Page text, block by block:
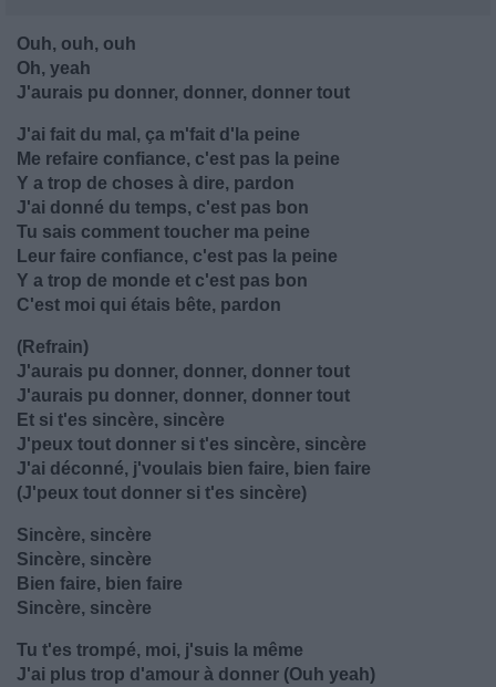
Ouh, ouh, ouh
Oh, yeah
J'aurais pu donner, donner, donner tout
J'ai fait du mal, ça m'fait d'la peine
Me refaire confiance, c'est pas la peine
Y a trop de choses à dire, pardon
J'ai donné du temps, c'est pas bon
Tu sais comment toucher ma peine
Leur faire confiance, c'est pas la peine
Y a trop de monde et c'est pas bon
C'est moi qui étais bête, pardon
(Refrain)
J'aurais pu donner, donner, donner tout
J'aurais pu donner, donner, donner tout
Et si t'es sincèrе, sincère
J'peux tout donner si t'еs sincère, sincère
J'ai déconné, j'voulais bien faire, bien faire
(J'peux tout donner si t'es sincère)
Sincère, sincère
Sincère, sincère
Bien faire, bien faire
Sincère, sincère
Tu t'es trompé, moi, j'suis la même
J'ai plus trop d'amour à donner (Ouh yeah)